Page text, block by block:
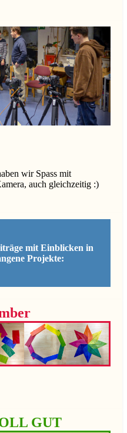
wir Spass mit
auch gleichzeitig :)
mit Einblicken in
Projekte:
GUT